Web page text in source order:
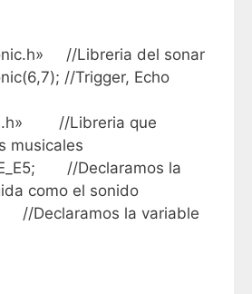
//Libreria del sonar
//Trigger, Echo
//Libreria que
musicales
//Declaramos la
como el sonido
la variable